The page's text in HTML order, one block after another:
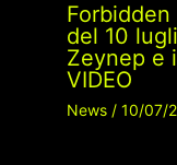
del 10
Zeynep e
VIDEO
News/ 10/07/